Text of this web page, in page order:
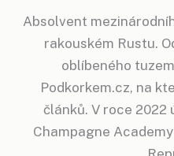
Absolvent
rakouském Rustu.
oblíbeného
Podkorkem.cz, na
článků. V roce 2022
Champagne